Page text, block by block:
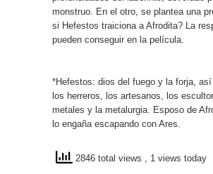
monstruo. En el otro, se plantea una
si Hefestos traiciona a Afrodita? La
pueden conseguir en la película.
*Hefestos: dios del fuego y la forja,
los herreros, los artesanos, los
metales y la metalurgia. Esposo de
lo engaña escapando con Ares.
2846 total views , 1 views today